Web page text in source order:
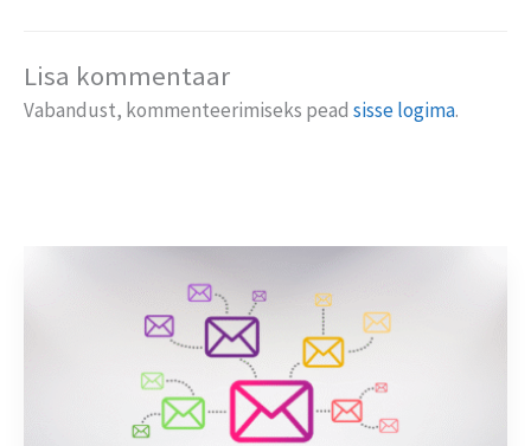
Lisa kommentaar
Vabandust, kommenteerimiseks pead sisse logima.